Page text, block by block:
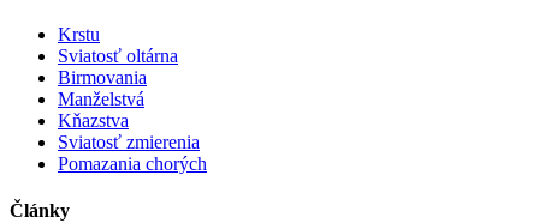
Krstu
Sviatosť oltárna
Birmovania
Manželstvá
Kňazstva
Sviatosť zmierenia
Pomazania chorých
Články